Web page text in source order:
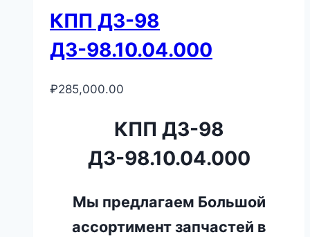
КПП ДЗ-98
ДЗ-98.10.04.000
₽285,000.00
КПП ДЗ-98
ДЗ-98.10.04.000
Мы предлагаем Большой
ассортимент запчастей в